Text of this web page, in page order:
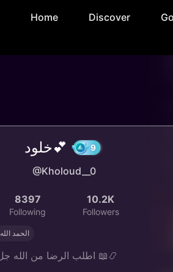
Home Discover
خلود💕
@Kholoud__0
8397
Following
10.2K
Followers
الحمد الله
اطلب الرضا من الله جل جلاله 📖📿